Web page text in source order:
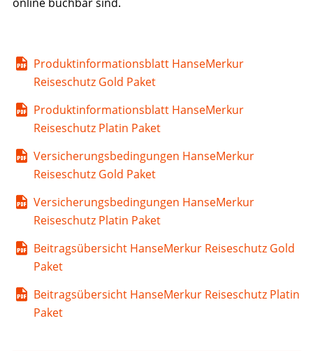
Produktinformationsblatt HanseMerkur
Reiseschutz Gold Paket
Produktinformationsblatt HanseMerkur
Reiseschutz Platin Paket
Versicherungsbedingungen HanseMerkur
Reiseschutz Gold Paket
Versicherungsbedingungen HanseMerkur
Reiseschutz Platin Paket
Beitragsübersicht HanseMerkur Reiseschutz Gold
Paket
Beitragsübersicht HanseMerkur Reiseschutz Platin
Paket